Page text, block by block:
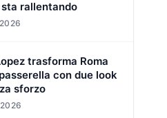
rallentando
trasforma Roma
con due look
sforzo